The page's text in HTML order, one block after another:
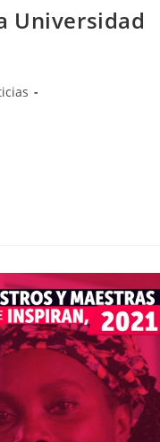
Universidad